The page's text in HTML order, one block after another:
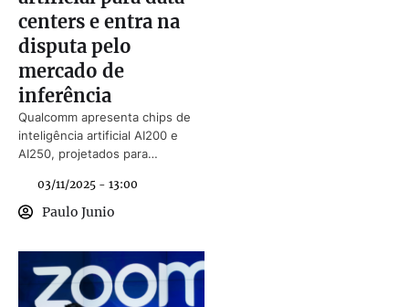
centers e entra na
disputa pelo
mercado de
inferência
Qualcomm apresenta chips de
inteligência artificial AI200 e
AI250, projetados para
centers.
03/11/2025 - 13:00
Paulo Junio